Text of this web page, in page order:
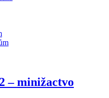
– minižactvo